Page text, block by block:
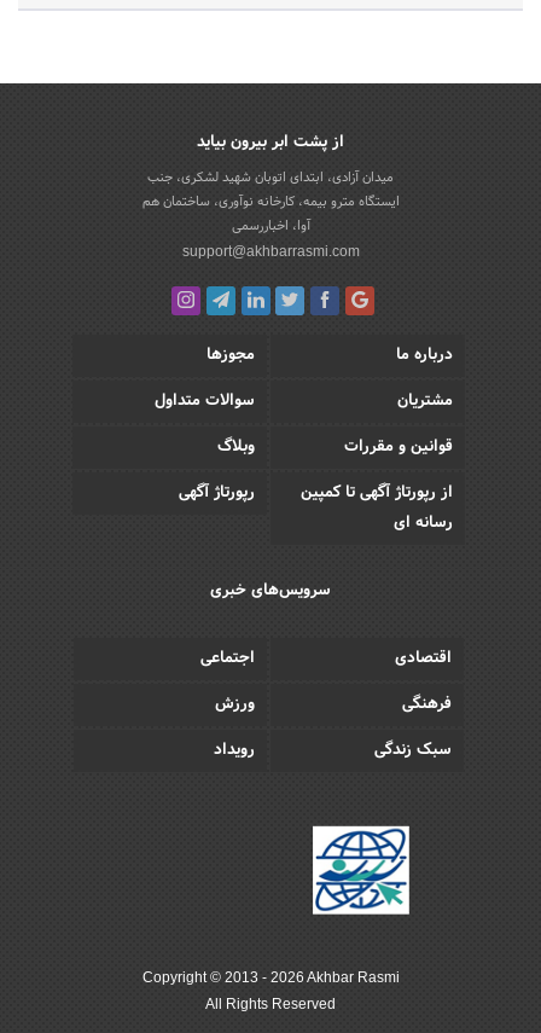
از پشت ابر بیرون بیاید
میدان آزادی، ابتدای اتوبان شهید لشکری، جنب
ایستگاه مترو بیمه، کارخانه نوآوری، ساختمان هم
آوا، اخباررسمی
support@akhbarrasmi.com
درباره ما
مجوزها
مشتریان
سوالات متداول
قوانین و مقررات
وبلاگ
از رپورتاژ آگهی تا کمپین
رسانه ای
رپورتاژ آگهی
سرویس‌های خبری
اقتصادی
اجتماعی
فرهنگی
ورزش
سبک زندگی
رویداد
Copyright © 2013 - 2026 Akhbar Rasmi
All Rights Reserved